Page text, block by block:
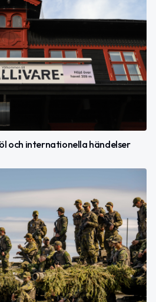
och internationella händelser